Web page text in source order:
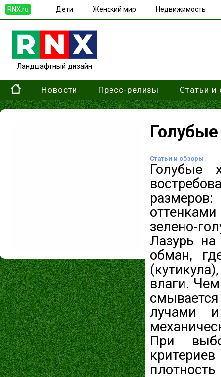
RNX.ru Дети Женский мир Недвижимость
Ландшафтный дизайн
Новости Пресс-релизы Статьи и
Статьи и обзоры
Голубые
зелено-
Лазурь
обман,
влаги.
лучами
При